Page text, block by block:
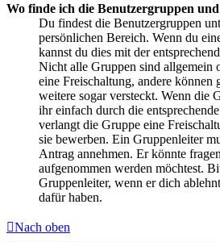
Wo finde ich die Benutzergruppen
Du findest die Benutzergruppen
persönlichen Bereich. Wenn du
kannst du dies mit der
Nicht alle Gruppen sind allgemein
eine Freischaltung, andere können
weitere sogar versteckt. Wenn die
ihr einfach durch die
verlangt die Gruppe eine
sie bewerben. Ein Gruppenleiter
Antrag annehmen. Er könnte
aufgenommen werden möchtest.
Gruppenleiter, wenn er dich
dafür haben.
Nach oben